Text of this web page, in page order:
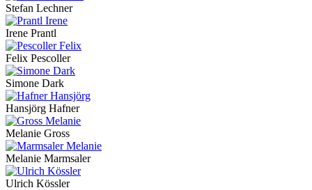
Stefan Lechner
Irene Prantl
Felix Pescoller
Simone Dark
Hansjörg Hafner
Melanie Gross
Melanie Marmsaler
Ulrich Kössler